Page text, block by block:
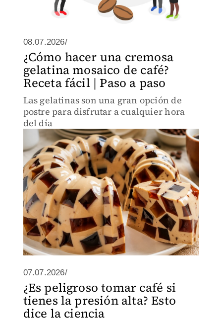
08.07.2026/
¿Cómo hacer una cremosa
gelatina mosaico de café?
Receta fácil | Paso a paso
Las gelatinas son una gran opción de
postre para disfrutar a cualquier hora
del día
07.07.2026/
¿Es peligroso tomar café si
tienes la presión alta? Esto
dice la ciencia